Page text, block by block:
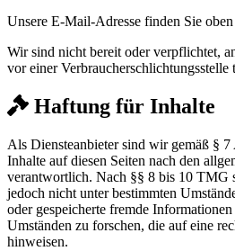
Unsere E-Mail-Adresse finden Sie
Wir sind nicht bereit oder verpflichtet,
vor einer Verbraucherschlichtungsstelle
Haftung für Inhalte
Als Diensteanbieter sind wir gemäß §
Inhalte auf diesen Seiten nach den
verantwortlich. Nach §§ 8 bis 10 TMG
jedoch nicht unter bestimmten
oder gespeicherte fremde
Umständen zu forschen, die auf eine
hinweisen.